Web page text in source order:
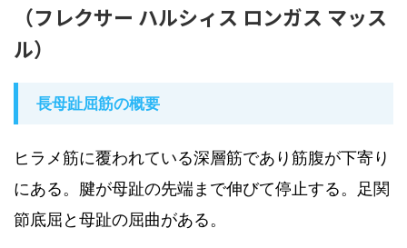
（フレクサー ハルシィス ロンガス マッス
ル）
長母趾屈筋の概要
ヒラメ筋に覆われている深層筋であり筋腹が下寄り
にある。腱が母趾の先端まで伸びて停止する。足関
節底屈と母趾の屈曲がある。